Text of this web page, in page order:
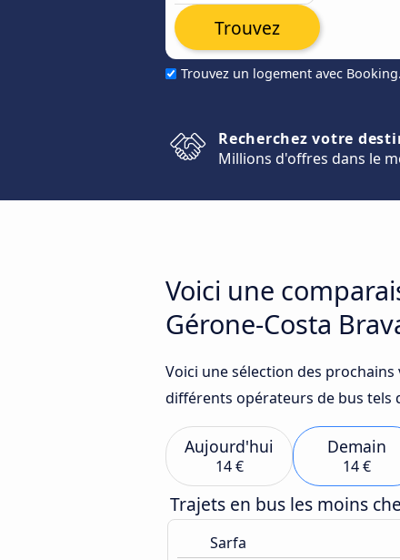
Trouvez un logement avec
Trouvez
Recherchez votre
Millions d'offres dans le
Voici une
Gérone-Costa
Voici une sélection des
différents opérateurs de bus tels
Aujourd'hui
14 €
Demain
14 €
Trajets en bus les moins
Sarfa